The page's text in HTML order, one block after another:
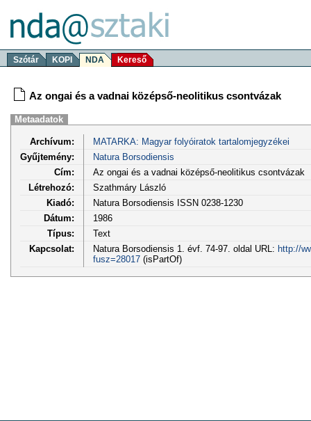
Szótár KOPI NDA Kereső
Az ongai és a vadnai középső-neolitikus csontvázak
Metaadatok
Archívum:
MATARKA: Magyar folyóiratok tartalomjegyzékei
Gyűjtemény:
Natura Borsodiensis
Cím:
Az ongai és a vadnai középső-neolitikus csontvázak
Létrehozó:
Szathmáry László
Kiadó:
Natura Borsodiensis ISSN 0238-1230
Dátum:
1986
Típus:
Text
Kapcsolat:
Natura Borsodiensis 1. évf. 74-97. oldal URL: http://
fusz=28017(isPartOf)